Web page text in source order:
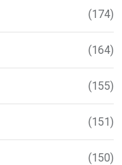
(174)
(164)
(155)
(151)
(150)